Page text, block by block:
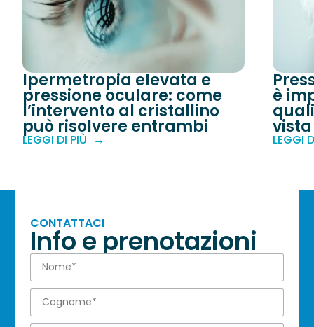
Ipermetropia elevata e
pressione oculare: come
l’intervento al cristallino
può risolvere entrambi
LEGGI DI PIÙ
è
vista
LEGGI
CONTATTACI
Info e prenotazioni